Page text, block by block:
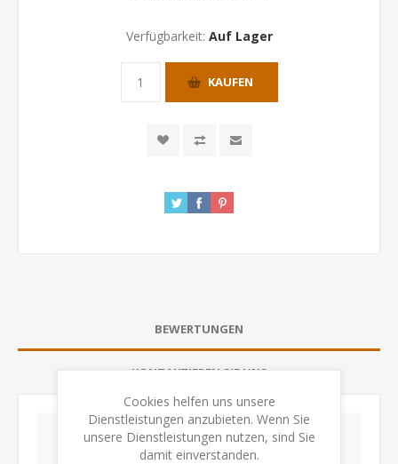
Verfügbarkeit: Auf Lager
KAUFEN
BEWERTUNGEN
KONTAKTIEREN SIE UNS
SCHREIBEN SIE IHRE EIGENE BEWERTUNG
Cookies helfen uns unsere
Dienstleistungen anzubieten. Wenn Sie
unsere Dienstleistungen nutzen, sind Sie
damit einverstanden.